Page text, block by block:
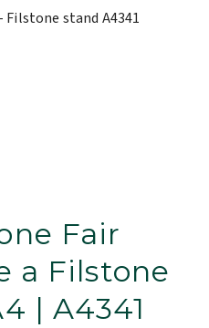
Fair
a Filstone
| A4341